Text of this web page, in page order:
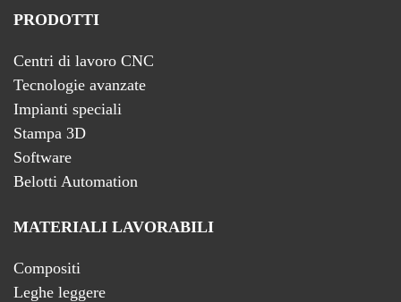
PRODOTTI
Centri di lavoro CNC
Tecnologie avanzate
Impianti speciali
Stampa 3D
Software
Belotti Automation
MATERIALI LAVORABILI
Compositi
Leghe leggere